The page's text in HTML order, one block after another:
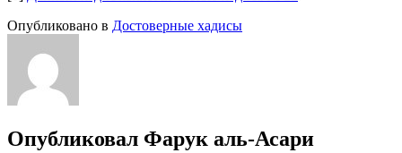
Опубликовано в Достоверные хадисы
Опубликовал Фарук аль-Асари